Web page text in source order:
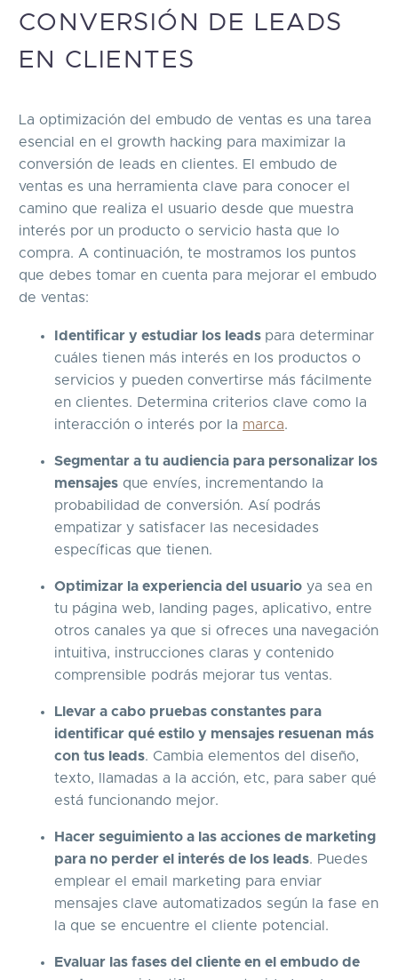
CONVERSIÓN DE LEADS
EN CLIENTES
La optimización del embudo de ventas es una tarea
esencial en el growth hacking para maximizar la
conversión de leads en clientes. El embudo de
ventas es una herramienta clave para conocer el
camino que realiza el usuario desde que muestra
interés por un producto o servicio hasta que lo
compra. A continuación, te mostramos los puntos
que debes tomar en cuenta para mejorar el embudo
de ventas:
Identificar y estudiar los leads para determinar
cuáles tienen más interés en los productos o
servicios y pueden convertirse más fácilmente
en clientes. Determina criterios clave como la
interacción o interés por la marca.
Segmentar a tu audiencia para personalizar los
mensajes que envíes, incrementando la
probabilidad de conversión. Así podrás
empatizar y satisfacer las necesidades
específicas que tienen.
Optimizar la experiencia del usuario ya sea en
tu página web, landing pages, aplicativo, entre
otros canales ya que si ofreces una navegación
intuitiva, instrucciones claras y contenido
comprensible podrás mejorar tus ventas.
Llevar a cabo pruebas constantes para
identificar qué estilo y mensajes resuenan más
con tus leads. Cambia elementos del diseño,
texto, llamadas a la acción, etc, para saber qué
está funcionando mejor.
Hacer seguimiento a las acciones de marketing
para no perder el interés de los leads. Puedes
emplear el email marketing para enviar
mensajes clave automatizados según la fase en
la que se encuentre el cliente potencial.
Evaluar las fases del cliente en el embudo de